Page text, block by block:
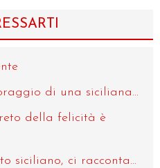
di una siciliana...
della felicità è
siciliano, ci racconta...